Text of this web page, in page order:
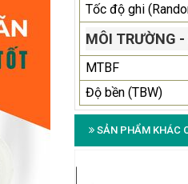
Tốc độ ghi
MÔI TRƯỜNG
MTBF
Độ bền (TBW)
SẢN PHẨM KHÁC